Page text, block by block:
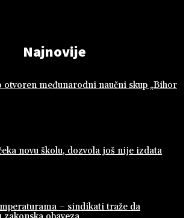
Najnovije
otvoren međunarodni naučni skup „Bihor
novu školu, dozvola još nije izdata
– sindikati traže da